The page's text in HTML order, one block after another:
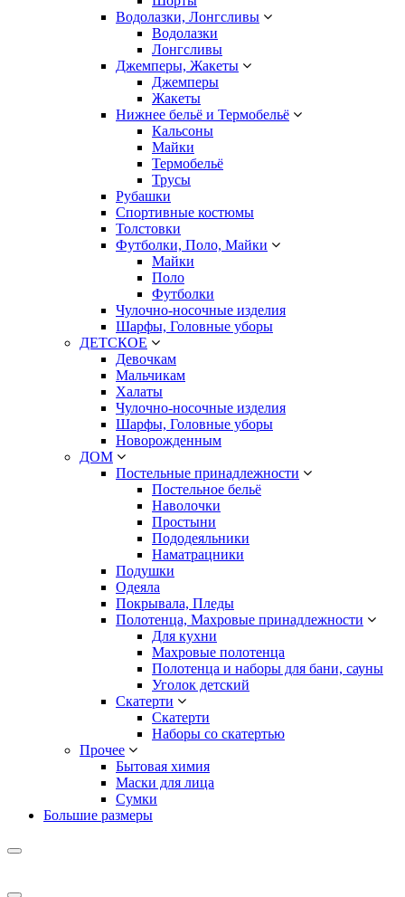
Водолазки, Лонгсливы
Водолазки
Лонгсливы
Джемперы, Жакеты
Джемперы
Жакеты
Нижнее бельё и Термобельё
Кальсоны
Майки
Термобельё
Трусы
Рубашки
Спортивные костюмы
Толстовки
Футболки, Поло, Майки
Майки
Поло
Футболки
Чулочно-носочные изделия
Шарфы, Головные уборы
ДЕТСКОЕ
Девочкам
Мальчикам
Халаты
Чулочно-носочные изделия
Шарфы, Головные уборы
Новорожденным
ДОМ
Постельные принадлежности
Постельное бельё
Наволочки
Простыни
Пододеяльники
Наматрацники
Подушки
Одеяла
Покрывала, Пледы
Полотенца, Махровые принадлежности
Для кухни
Махровые полотенца
Полотенца и наборы для бани, сауны
Уголок детский
Скатерти
Скатерти
Наборы со скатертью
Прочее
Бытовая химия
Маски для лица
Сумки
Большие размеры